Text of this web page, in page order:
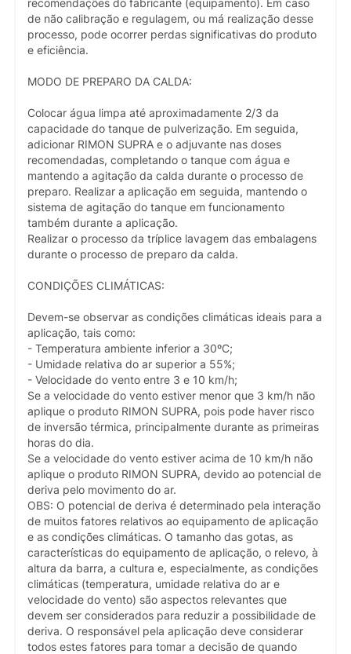
recomendações do fabricante (equipamento). Em caso
de não calibração e regulagem, ou má realização desse
processo, pode ocorrer perdas significativas do produto
e eficiência.
MODO DE PREPARO DA CALDA:
Colocar água limpa até aproximadamente 2/3 da
capacidade do tanque de pulverização. Em seguida,
adicionar RIMON SUPRA e o adjuvante nas doses
recomendadas, completando o tanque com água e
mantendo a agitação da calda durante o processo de
preparo. Realizar a aplicação em seguida, mantendo o
sistema de agitação do tanque em funcionamento
também durante a aplicação.
Realizar o processo da tríplice lavagem das embalagens
durante o processo de preparo da calda.
CONDIÇÕES CLIMÁTICAS:
Devem-se observar as condições climáticas ideais para a
aplicação, tais como:
- Temperatura ambiente inferior a 30ºC;
- Umidade relativa do ar superior a 55%;
- Velocidade do vento entre 3 e 10 km/h;
Se a velocidade do vento estiver menor que 3 km/h não
aplique o produto RIMON SUPRA, pois pode haver risco
de inversão térmica, principalmente durante as primeiras
horas do dia.
Se a velocidade do vento estiver acima de 10 km/h não
aplique o produto RIMON SUPRA, devido ao potencial de
deriva pelo movimento do ar.
OBS: O potencial de deriva é determinado pela interação
de muitos fatores relativos ao equipamento de aplicação
e as condições climáticas. O tamanho das gotas, as
características do equipamento de aplicação, o relevo, à
altura da barra, a cultura e, especialmente, as condições
climáticas (temperatura, umidade relativa do ar e
velocidade do vento) são aspectos relevantes que
devem ser considerados para reduzir a possibilidade de
deriva. O responsável pela aplicação deve considerar
todos estes fatores para tomar a decisão de quando